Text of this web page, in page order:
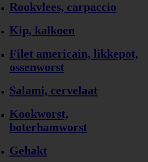
Rookvlees, carpaccio
Kip, kalkoen
Filet americain, likkepot,
ossenworst
Salami, cervelaat
Kookworst,
boterhamworst
Gehakt